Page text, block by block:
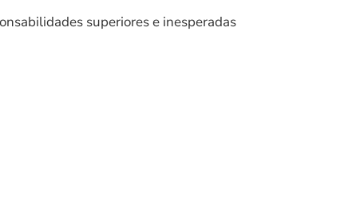
superiores e inesperadas